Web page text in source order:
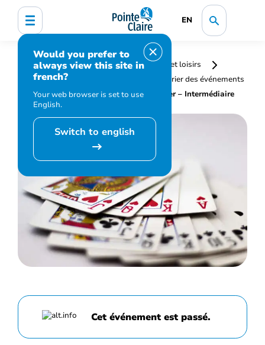
EN
Would you prefer to
always view this site in
french?
Your web browser is set to use
English.
Switch to english
Accueil
Bibliothèque, culture, sports et loisirs
Programmation et inscription
Calendrier des événements
et activités
Bridge – Apprenez à jouer – Intermédiaire
Cet événement est passé.